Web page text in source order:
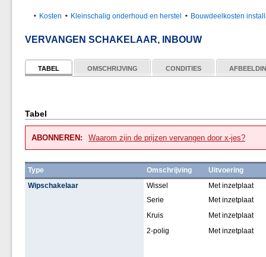
Kosten Kleinschalig onderhoud en herstel Bouwdeelkosten
VERVANGEN SCHAKELAAR, INBOUW
TABEL OMSCHRIJVING CONDITIES
Tabel
ABONNEREN: Waarom zijn de prijzen vervangen door x-jes?
Type Omschrijving
Uitvoering
Wipschakelaar
Wissel
Met inzetplaat
Serie
Met inzetplaat
Kruis
Met inzetplaat
2-polig
Met inzetplaat